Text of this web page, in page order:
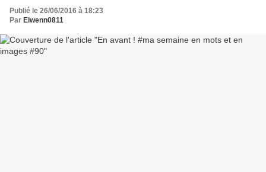
Publié le 26/06/2016 à 18:23
Par Elwenn0811